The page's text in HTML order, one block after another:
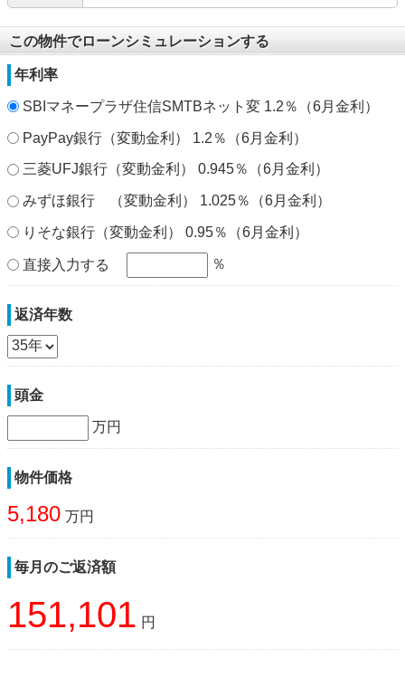
この物件でローンシミュレーションする
年利率
SBIマネープラザ住信SMTBネット変 1.2％（6月金利）
PayPay銀行（変動金利） 1.2％（6月金利）
三菱UFJ銀行（変動金利） 0.945％（6月金利）
みずほ銀行 （変動金利） 1.025％（6月金利）
りそな銀行（変動金利） 0.95％（6月金利）
直接入力する ％
返済年数
頭金
万円
物件価格
5,180 万円
毎月のご返済額
151,101 円